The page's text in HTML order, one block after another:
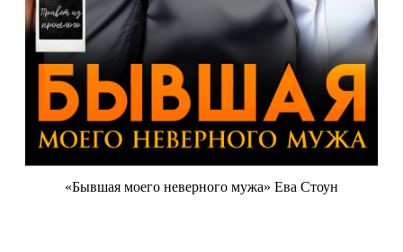
«Бывшая моего неверного мужа» Ева Стоун